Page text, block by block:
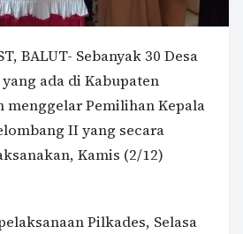
BALUT- Sebanyak 30 Desa
ada di Kabupaten
menggelar Pemilihan Kepala
II yang secara
Kamis (2/12)
Pilkades, Selasa